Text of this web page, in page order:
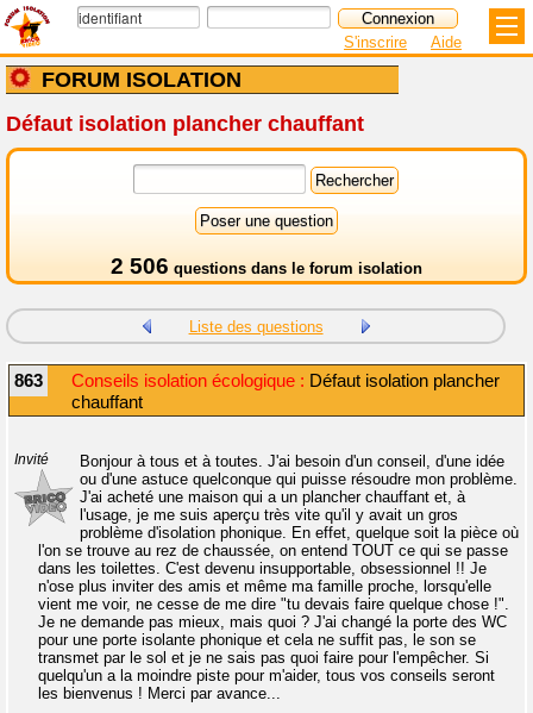
FORUM ISOLATION
S'inscrire Aide
Défaut isolation plancher chauffant
2 506 questions dans le forum isolation
Liste des questions
863 Conseils isolation écologique : Défaut isolation plancher
chauffant
Invité
Bonjour à tous et à toutes. J'ai besoin d'un conseil, d'une idée
ou d'une astuce quelconque qui puisse résoudre mon problème.
J'ai acheté une maison qui a un plancher chauffant et, à
l'usage, je me suis aperçu très vite qu'il y avait un gros
problème d'isolation phonique. En effet, quelque soit la pièce où
l'on se trouve au rez de chaussée, on entend TOUT ce qui se passe
dans les toilettes. C'est devenu insupportable, obsessionnel !! Je
n'ose plus inviter des amis et même ma famille proche, lorsqu'elle
vient me voir, ne cesse de me dire "tu devais faire quelque chose !".
Je ne demande pas mieux, mais quoi ? J'ai changé la porte des WC
pour une porte isolante phonique et cela ne suffit pas, le son se
transmet par le sol et je ne sais pas quoi faire pour l'empêcher. Si
quelqu'un a la moindre piste pour m'aider, tous vos conseils seront
les bienvenus ! Merci par avance...